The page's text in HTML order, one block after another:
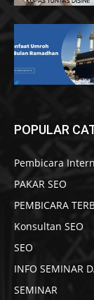
POPULAR
Pembicara
PAKAR SEO
PEMBICARA
Konsultan SEO
SEO
INFO SEMINAR
SEMINAR